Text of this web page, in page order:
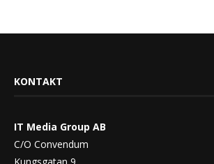
KONTAKT
IT Media Group AB
C/O Convendum